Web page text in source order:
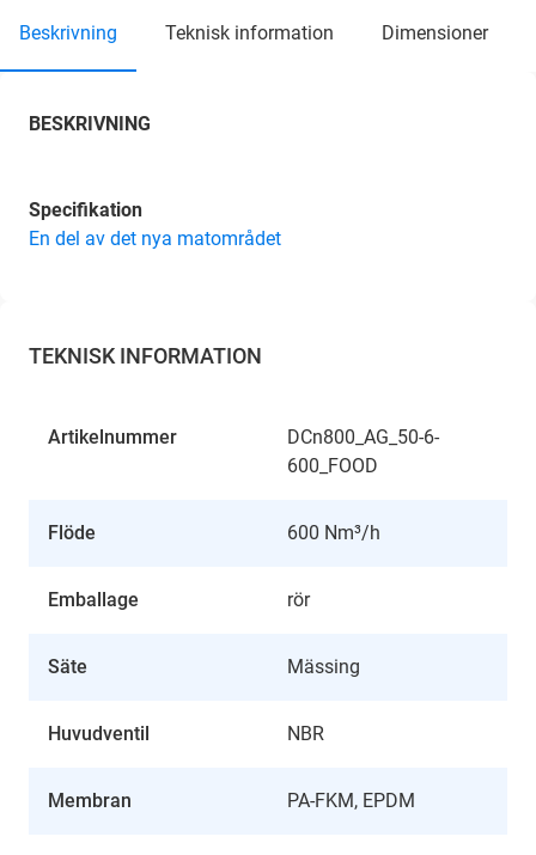
beskrivning teknisk information dimensioner
BESKRIVNING
Specifikation
En del av det nya matområdet
TEKNISK INFORMATION
Artikelnummer
DCn800_AG_50-6-
600_FOOD
Flöde 600 Nm³/h
Emballage rör
Säte Mässing
Huvudventil NBR
Membran PA-FKM, EPDM